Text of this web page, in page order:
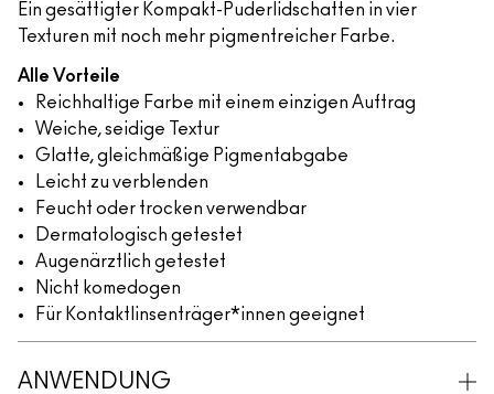
Ein gesättigter Kompakt-Puderlidschatten in vier
Texturen mit noch mehr pigmentreicher Farbe.
Alle Vorteile
Reichhaltige Farbe mit einem einzigen Auftrag
Weiche, seidige Textur
Glatte, gleichmäßige Pigmentabgabe
Leicht zu verblenden
Feucht oder trocken verwendbar
Dermatologisch getestet
Augenärztlich getestet
Nicht komedogen
Für Kontaktlinsenträger*innen geeignet
ANWENDUNG